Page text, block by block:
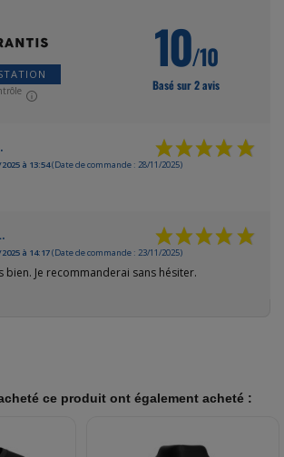
10/10
Basé sur 2 avis
à 13:54(Date de commande : 28/11/2025)
à 14:17(Date de commande : 23/11/2025)
bien. Je recommanderai sans hésiter.
ce produit ont également acheté :